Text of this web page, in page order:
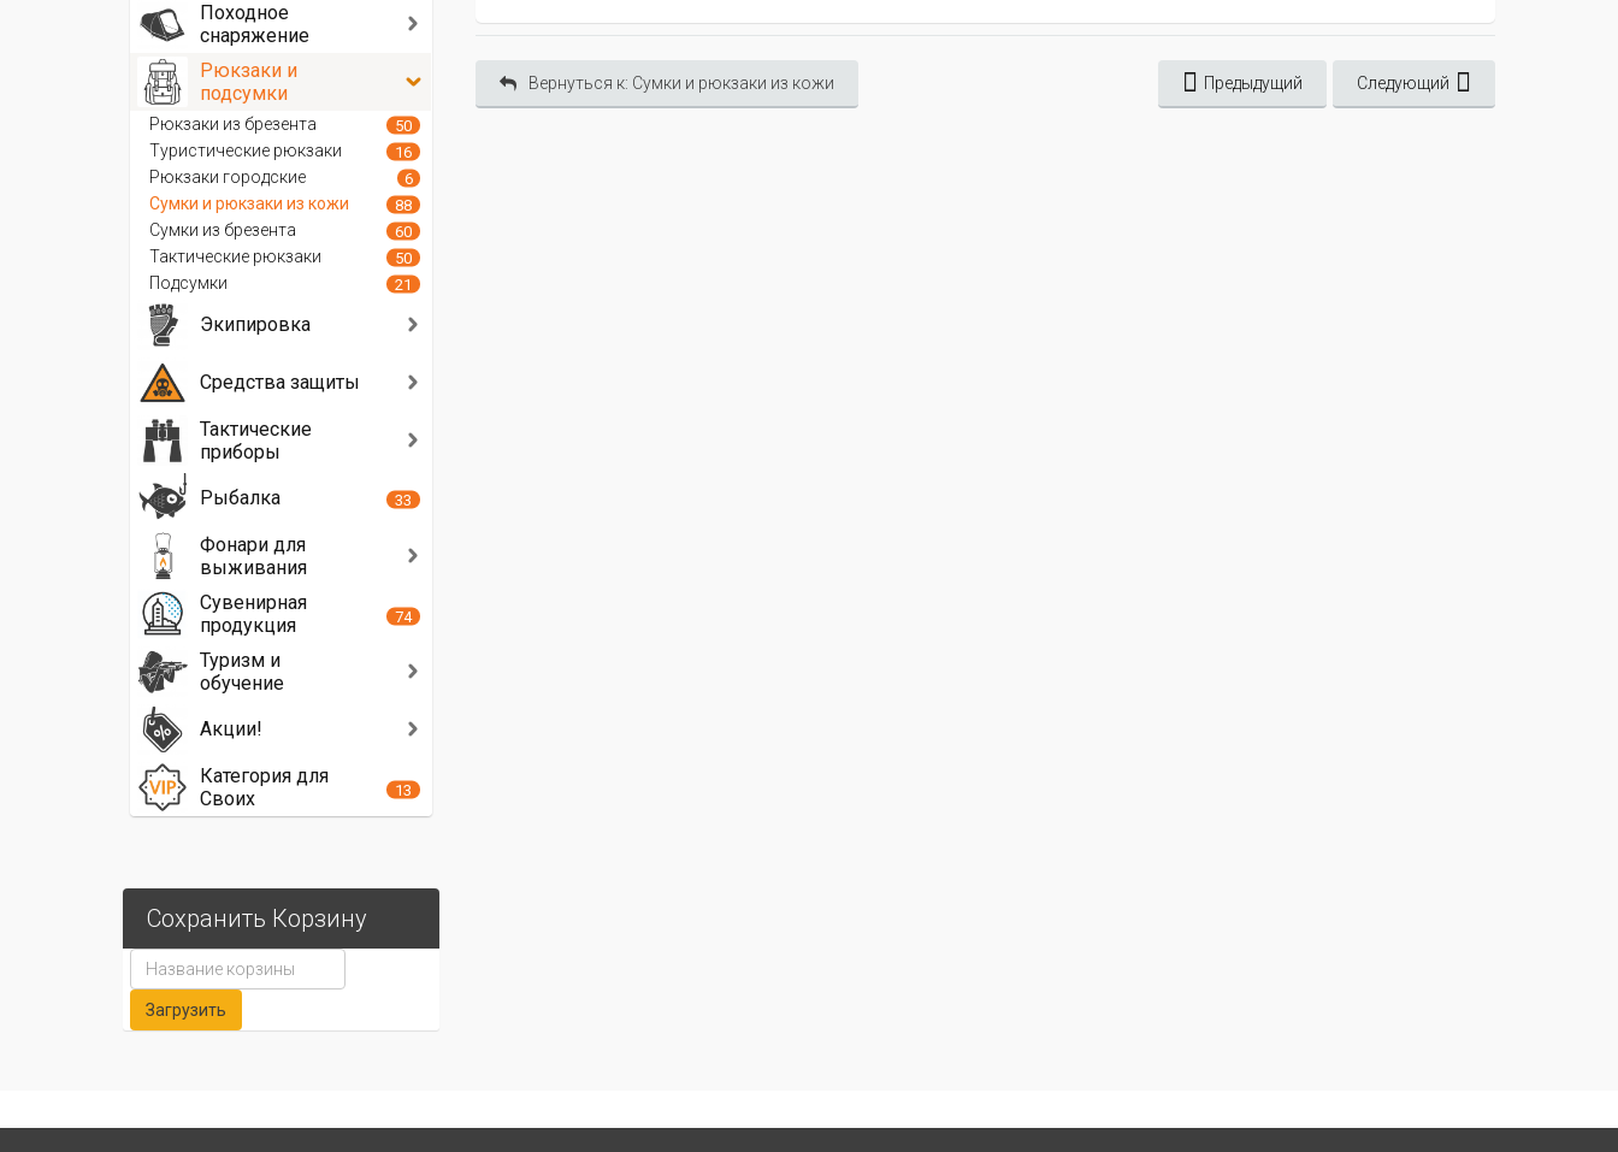
Вернуться к: Сумки и рюкзаки из кожи Предыдущий Следующий
Походное
снаряжение
Рюкзаки и
подсумки
Рюкзаки из брезента 50
Туристические рюкзаки 16
Рюкзаки городские 6
Сумки и рюкзаки из кожи 88
Сумки из брезента 60
Тактические рюкзаки 50
Подсумки 21
Экипировка
Средства защиты
Тактические
приборы
Рыбалка
33
Фонари для
выживания
Сувенирная
продукция
74
Туризм и
обучение
Акции!
Категория для
Своих
13
Сохранить Корзину